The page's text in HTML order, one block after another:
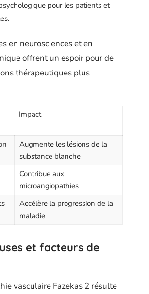
pour les patients et
en neurosciences et en
offrent un espoir pour de
thérapeutiques plus
Impact
Augmente les lésions de la
substance blanche
Contribue aux
microangiopathies
Accélère la progression de la
maladie
et facteurs de
vasculaire Fazekas 2 résulte